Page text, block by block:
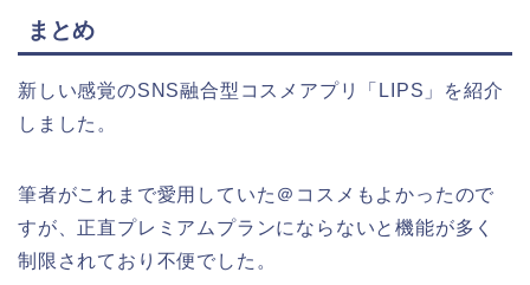
まとめ
新しい感覚のSNS融合型コスメアプリ「LIPS」を紹介
しました。
筆者がこれまで愛用していた＠コスメもよかったので
すが、正直プレミアムプランにならないと機能が多く
制限されており不便でした。